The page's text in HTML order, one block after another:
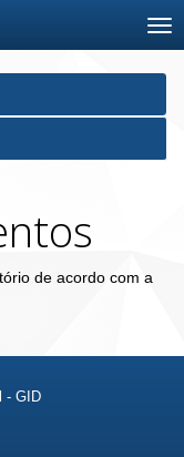
de acordo com a
- GID